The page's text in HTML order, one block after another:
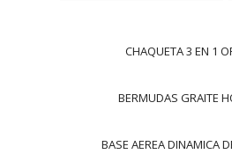
CHAQUETA 3 EN 1
BERMUDAS GRAITE
BASE AEREA DINAMICA